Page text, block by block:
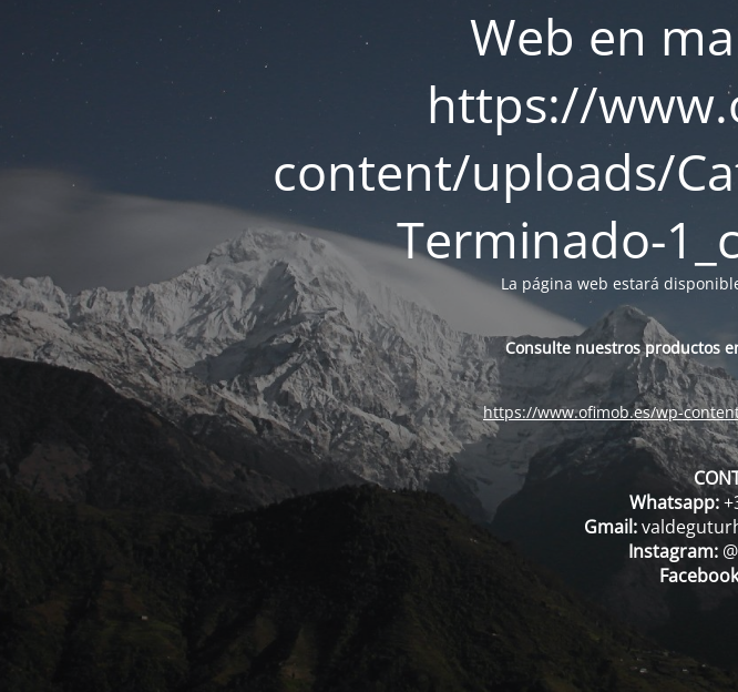
Web en
https://
content/uploads/
Terminado-
La página web estará
Consulte nuestros productos
https://www.ofimob.es/wp-
Whatsapp:
Gmail:
Instagram: